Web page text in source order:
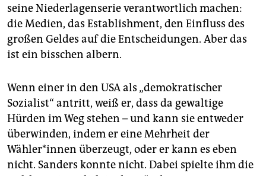
seine Niederlagenserie verantwortlich machen:
die Medien, das Establishment, den Einfluss des
großen Geldes auf die Entscheidungen. Aber das
ist ein bisschen albern.
Wenn einer in den USA als „demokratischer
Sozialist“ antritt, weiß er, dass da gewaltige
Hürden im Weg stehen – und kann sie entweder
überwinden, indem er eine Mehrheit der
Wähler*innen überzeugt, oder er kann es eben
nicht. Sanders konnte nicht. Dabei spielte ihm die